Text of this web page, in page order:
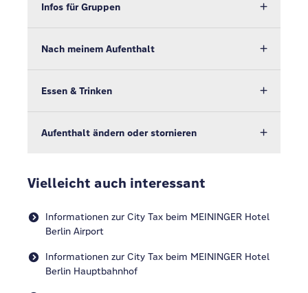
Infos für Gruppen
Nach meinem Aufenthalt
Essen & Trinken
Aufenthalt ändern oder stornieren
Vielleicht auch interessant
Informationen zur City Tax beim MEININGER Hotel
Berlin Airport
Informationen zur City Tax beim MEININGER Hotel
Berlin Hauptbahnhof